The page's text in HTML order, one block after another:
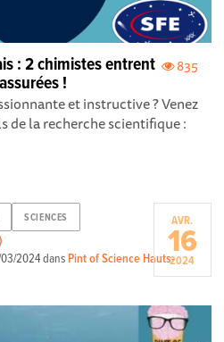
835
: 2 chimistes entrent
!
et instructive ? Venez
de la recherche scientifique :
SCIENCES
03/2024dans Pint of Science Hauts-
AVR.
16
2024